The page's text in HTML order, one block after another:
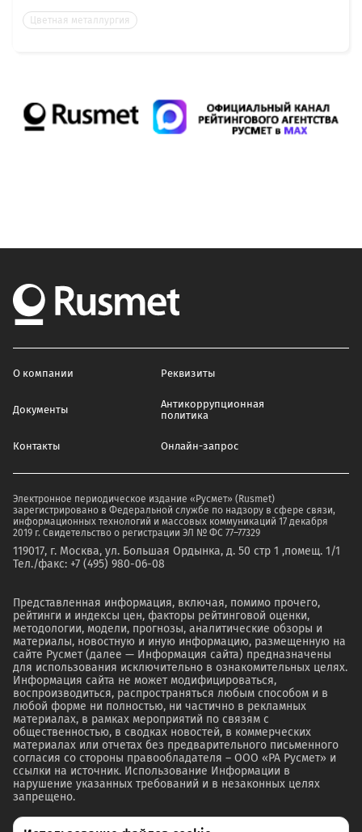
Цветная металлургия
О компании Реквизиты
Документы
Антикоррупционная
политика
Контакты Онлайн-запрос
Электронное периодическое издание «Русмет» (Rusmet)
зарегистрировано в Федеральной службе по надзору в сфере связи,
информационных технологий и массовых коммуникаций 17 декабря
2019 г. Свидетельство о регистрации ЭЛ № ФС 77–77329
119017, г. Москва, ул. Большая Ордынка, д. 50 стр 1 ,помещ. 1/1
Тел./факс: +7 (495) 980-06-08
Представленная информация, включая, помимо прочего,
рейтинги и индексы цен, факторы рейтинговой оценки,
методологии, модели, прогнозы, аналитические обзоры и
материалы, новостную и иную информацию, размещенную на
сайте Русмет (далее — Информация сайта) предназначены
для использования исключительно в ознакомительных целях.
Информация сайта не может модифицироваться,
воспроизводиться, распространяться любым способом и в
любой форме ни полностью, ни частично в рекламных
материалах, в рамках мероприятий по связям с
общественностью, в сводках новостей, в коммерческих
материалах или отчетах без предварительного письменного
согласия со стороны правообладателя – ООО «РА Русмет» и
ссылки на источник. Использование Информации в
нарушение указанных требований и в незаконных целях
запрещено.